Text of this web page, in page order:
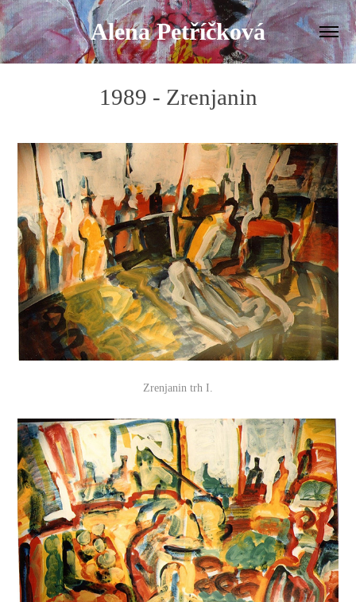
Alena Petříčková
1989 - Zrenjanin
Zrenjanin trh I.